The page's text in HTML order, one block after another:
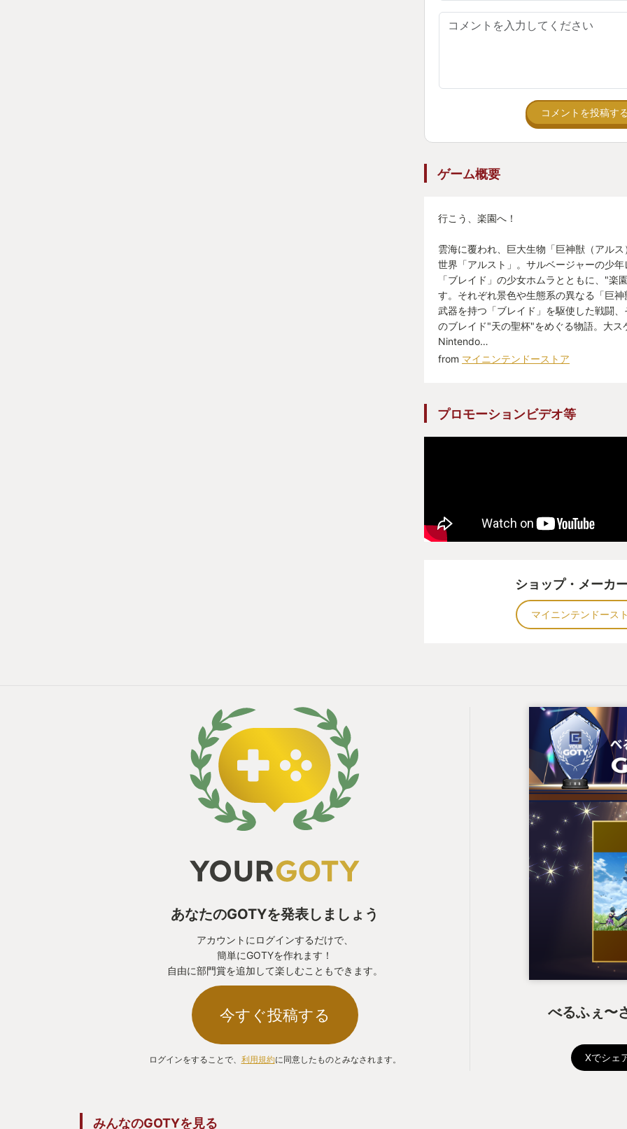
コメントを投稿す
ゲーム概要
行こう、楽園へ！
雲海に覆われ、巨大生物「巨神獣（アル
世界「アルスト」。サルベージャーの少
「ブレイド」の少女ホムラとともに、"楽
す。それぞれ景色や生態系の異なる「巨
武器を持つ「ブレイド」を駆使した戦闘
のブレイド"天の聖杯"をめぐる物語。大ス
Nintendo…
from マイニンテンドーストア
プロモーションビデオ等
ショップ・メーカ
マイニンテンドース
あなたのGOTYを発表しましょう
アカウントにログインするだけで、
簡単にGOTYを作れます！
自由に部門賞を追加して楽しむこともできます。
今すぐ投稿する
ログインをすることで、 利用規約に同意したものとみなされます。
べるふぇ〜
Xでシェ
みんなのGOTYを見る